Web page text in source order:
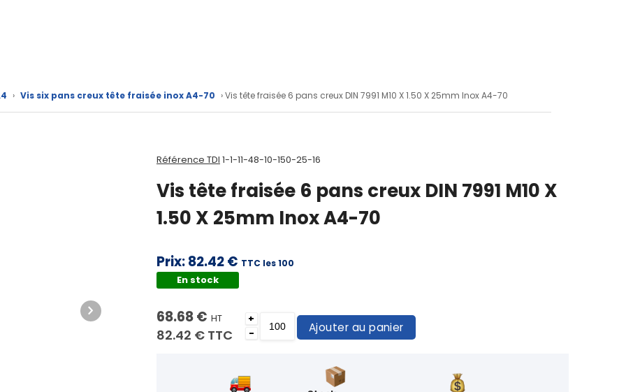
› Vis six pans creux tête fraisée inox A4-70 › Vis tête fraisée 6 pans creux DIN 7991 M10 X 1.50 X 25mm Inox A4-70
Référence TDI 1-1-11-48-10-150-25-16
Vis tête fraisée 6 pans creux DIN 7991 M10 X
1.50 X 25mm Inox A4-70
Prix:82.42 € TTC les 100
En stock
68.68 € HT
82.42 € TTC
+
-
Ajouter au panier